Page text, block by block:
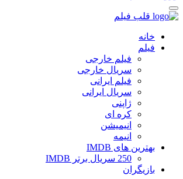
قلب فیلم
خانه
فیلم
فیلم خارجی
سریال خارجی
فیلم ایرانی
سریال ایرانی
ژاپنی
کره ای
انیمیشن
انیمه
بهترین های IMDB
250 سریال برتر IMDB
بازیگران